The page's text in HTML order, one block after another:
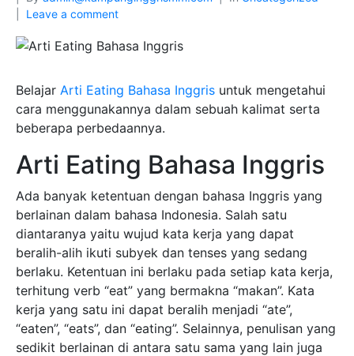
Leave a comment
Belajar Arti Eating Bahasa Inggris untuk mengetahui
cara menggunakannya dalam sebuah kalimat serta
beberapa perbedaannya.
Arti Eating Bahasa Inggris
Ada banyak ketentuan dengan bahasa Inggris yang
berlainan dalam bahasa Indonesia. Salah satu
diantaranya yaitu wujud kata kerja yang dapat
beralih-alih ikuti subyek dan tenses yang sedang
berlaku. Ketentuan ini berlaku pada setiap kata kerja,
terhitung verb “eat” yang bermakna “makan”. Kata
kerja yang satu ini dapat beralih menjadi “ate”,
“eaten”, “eats”, dan “eating”. Selainnya, penulisan yang
sedikit berlainan di antara satu sama yang lain juga